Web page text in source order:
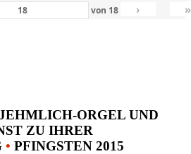
von 18 › »
ORGEL UND
ZU IHRER
• PFINGSTEN 2015